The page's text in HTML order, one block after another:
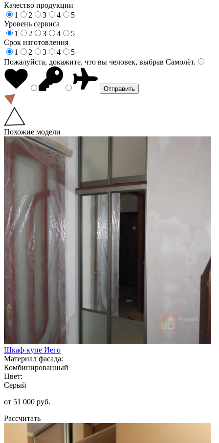
Качество продукции
1
2 3 4
5
Уровень сервиса
1
2 3 4
5
Срок изготовления
1
2 3 4
5
Пожалуйста, докажите, что вы человек, выбрав Самолёт.
Похожие модели
Шкаф-купе Иего
Материал фасада:
Комбинированный
Цвет:
Серый
от 51 000 руб.
Рассчитать